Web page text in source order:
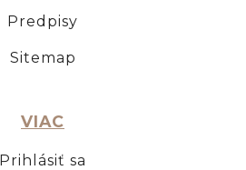
Predpisy
Sitemap
VIAC
Prihlásiť sa